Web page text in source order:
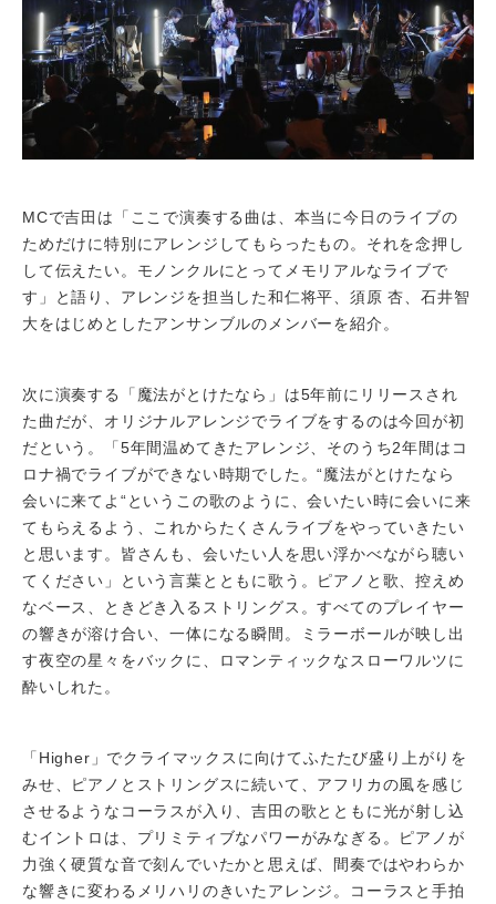
MCで吉田は「ここで演奏する曲は、本当に今日のライブの
ためだけに特別にアレンジしてもらったもの。それを念押し
して伝えたい。モノンクルにとってメモリアルなライブで
す」と語り、アレンジを担当した和仁将平、須原 杏、石井智
大をはじめとしたアンサンブルのメンバーを紹介。
次に演奏する「魔法がとけたなら」は5年前にリリースされ
た曲だが、オリジナルアレンジでライブをするのは今回が初
だという。「5年間温めてきたアレンジ、そのうち2年間はコ
ロナ禍でライブができない時期でした。“魔法がとけたなら
会いに来てよ“というこの歌のように、会いたい時に会いに来
てもらえるよう、これからたくさんライブをやっていきたい
と思います。皆さんも、会いたい人を思い浮かべながら聴い
てください」という言葉とともに歌う。ピアノと歌、控えめ
なベース、ときどき入るストリングス。すべてのプレイヤー
の響きが溶け合い、一体になる瞬間。ミラーボールが映し出
す夜空の星々をバックに、ロマンティックなスローワルツに
酔いしれた。
「Higher」でクライマックスに向けてふたたび盛り上がりを
みせ、ピアノとストリングスに続いて、アフリカの風を感じ
させるようなコーラスが入り、吉田の歌とともに光が射し込
むイントロは、プリミティブなパワーがみなぎる。ピアノが
力強く硬質な音で刻んでいたかと思えば、間奏ではやわらか
な響きに変わるメリハリのきいたアレンジ。コーラスと手拍